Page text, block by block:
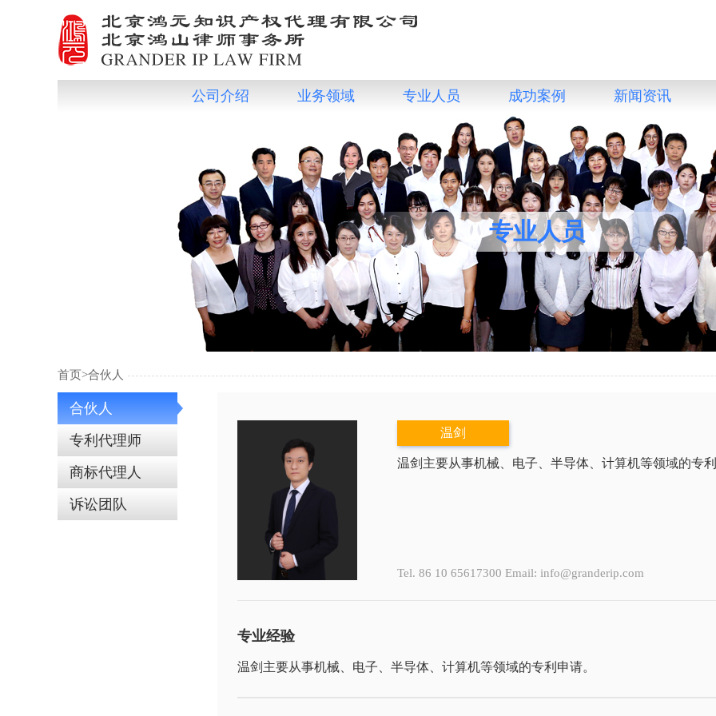
公司介绍 业务领域 专业人员 成功案例 新闻资讯
专业人员
首页>合伙人
合伙人
专利代理师
商标代理人
诉讼团队
温剑
温剑主要从事机械、电子、半导体、计算机等领域的专
Tel. 86 10 65617300 Email: info@granderip.com
专业经验
温剑主要从事机械、电子、半导体、计算机等领域的专利申请。